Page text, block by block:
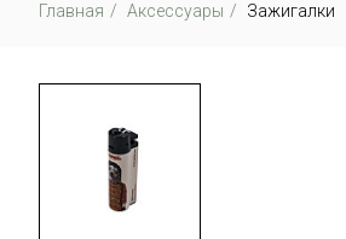
Главная Аксессуары Зажигалки